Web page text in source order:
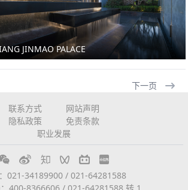
JINMAO PALACE
下一页
联系方式
网站声明
隐私政策
免责条款
职业发展
021-34189900 / 021-64281588